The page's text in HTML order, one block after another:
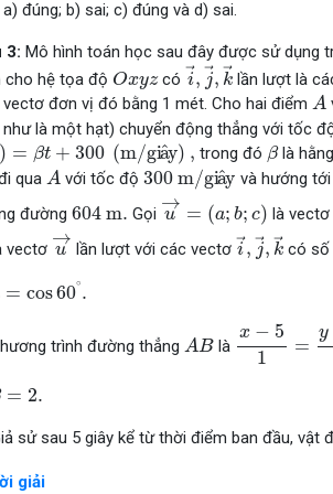
đúng; b) sai; c) đúng và d) sai.
3: Mô hình toán học sau đây được sử dụng
cho hệ tọa độ Oxyz
Ox có →
i, →
j, →
k
i→,j →,k→
lần lượt là
đơn vị đó bằng 1 mét. Cho hai điểm A
A
là một hạt) chuyển động thẳng với tốc
= βt + 300 (m/gi ^
a y) ,
= t +300 (m/gi ^y), trong đó β
βlà
qua A
A với tốc độ 300 m/gi ^
a y
300 m/gi a^ y
và hướng
đường 604 m.
604 m Gọi
→
u = (a; b; c)
u→ =
là
vectơ
→
u
u→
lần lượt với các vectơ →
i, →
j, →
k
i→,j →
có số
= cos60∘ .
∘.
trình đường thẳng AB
A B là
x − 5
1
=
y
x− 1= 1
= 2.
=
sử sau 5 giây kể từ thời điểm ban đầu, vật
giải